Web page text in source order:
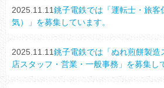
2025.11.11銚子電鉄では「運転士・旅客
気）」を募集しています。
2025.11.11銚子電鉄では「ぬれ煎餅製造
店スタッフ・営業・一般事務」を募集し